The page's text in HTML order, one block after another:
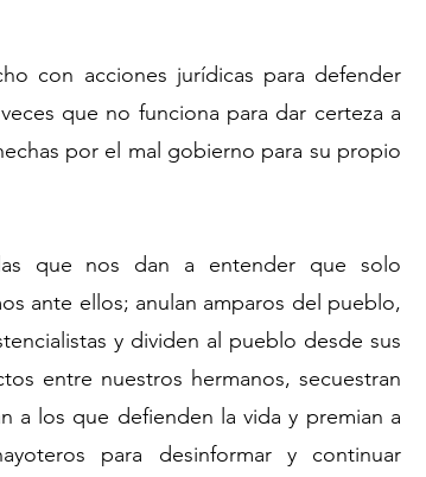
con acciones jurídicas para defender
que no funciona para dar certeza a
por el mal gobierno para su propio
que nos dan a entender que solo
ante ellos; anulan amparos del pueblo,
y dividen al pueblo desde sus
entre nuestros hermanos, secuestran
a los que defienden la vida y premian a
para desinformar y continuar